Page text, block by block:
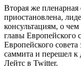
Вторая же
приостановлена,
консультациям, о
главы Европейского
Европейского
саммита и перешел к
Лейтс в Twitter.